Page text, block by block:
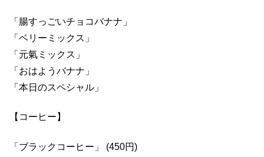
「腸すっごいチョコバナナ」
「ベリーミックス」
「元氣ミックス」
「おはようバナナ」
「本日のスペシャル」
【コーヒー】
「ブラックコーヒー」 (450円)